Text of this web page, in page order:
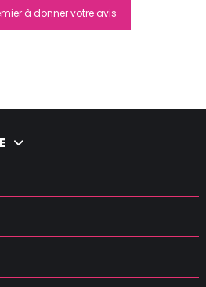
à donner votre avis